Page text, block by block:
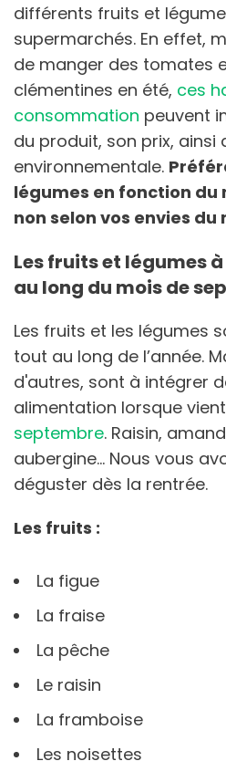
différents fruits et
supermarchés. En effet,
de manger des tomates
clémentines en été, ces
consommation peuvent
du produit, son prix, ainsi
environnementale.
légumes en fonction du
non selon vos envies du
Les fruits et légumes
au long du mois de
Les fruits et les légumes
tout au long de l’année.
d'autres, sont à intégrer
alimentation lorsque vient
septembre. Raisin,
aubergine… Nous vous
déguster dès la rentrée.
Les fruits :
La figue
La fraise
La pêche
Le raisin
La framboise
Les noisettes